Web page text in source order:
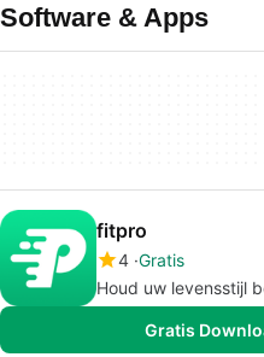
Software & Apps
fitpro
4 Gratis
Houd uw levensstijl
Gratis